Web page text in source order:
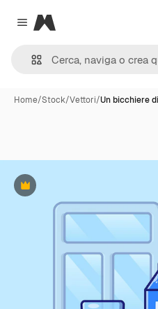
Close menu
Magnific
Home/Stock/Vettori/Un bicchiere
Premium